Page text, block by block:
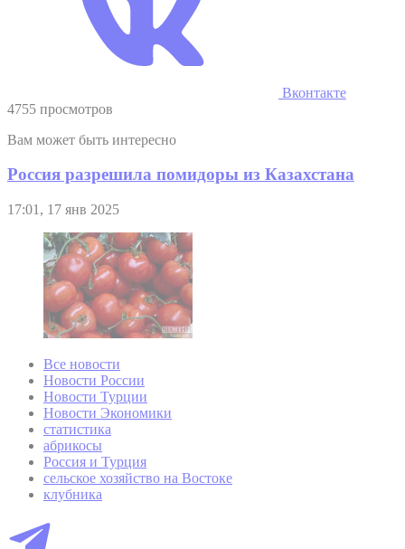
Вконтакте
4755 просмотров
Вам может быть интересно
Россия разрешила помидоры из Казахстана
17:01, 17 янв 2025
Все новости
Новости России
Новости Турции
Новости Экономики
статистика
абрикосы
Россия и Турция
сельское хозяйство на Востоке
клубника